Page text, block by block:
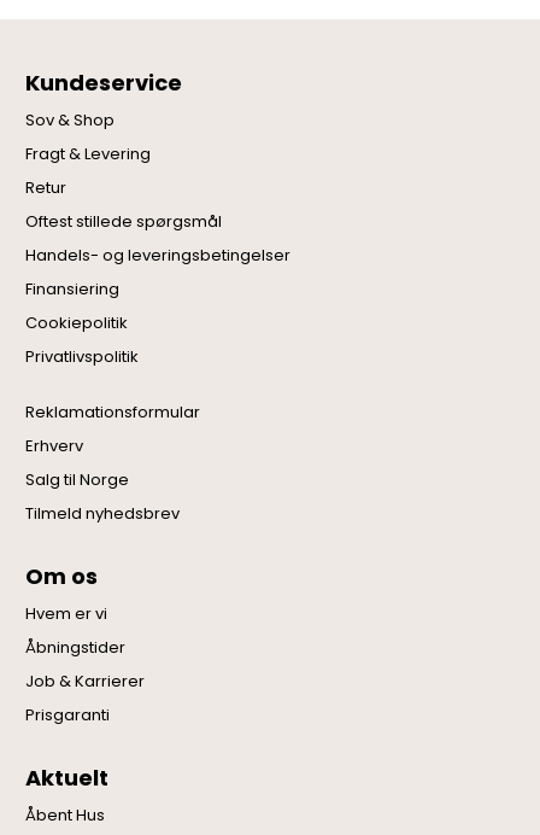
Kundeservice
Sov & Shop
Fragt & Levering
Retur
Oftest stillede spørgsmål
Handels- og leveringsbetingelser
Finansiering
Cookiepolitik
Privatlivspolitik
Reklamationsformular
Erhverv
Salg til Norge
Tilmeld nyhedsbrev
Om os
Hvem er vi
Åbningstider
Job & Karrierer
Prisgaranti
Aktuelt
Åbent Hus